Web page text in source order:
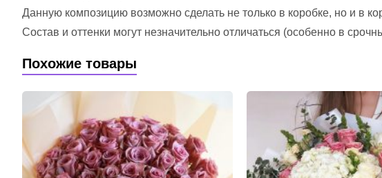
Данную композицию возможно сделать не только в коробке, но и в
Состав и оттенки могут незначительно отличаться (особенно в
Похожие товары